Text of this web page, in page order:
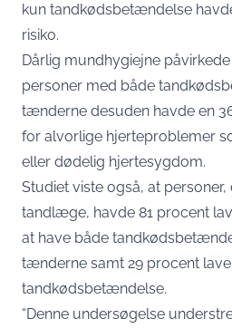
kun tandkødsbetændelse
risiko.
Dårlig mundhygiejne
personer med både
tænderne desuden havde en
for alvorlige hjerteproblemer
eller dødelig hjertesygdom.
Studiet viste også, at
tandlæge, havde 81 procent
at have både
tænderne samt 29 procent
tandkødsbetændelse.
“Denne undersøgelse